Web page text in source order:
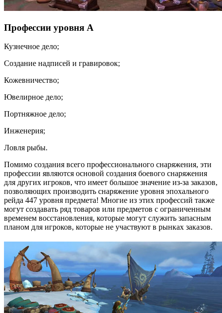
Профессии уровня А
Кузнечное дело;
Создание надписей и гравировок;
Кожевничество;
Ювелирное дело;
Портняжное дело;
Инженерия;
Ловля рыбы.
Помимо создания всего профессионального снаряжения, эти
профессии являются основой создания боевого снаряжения
для других игроков, что имеет большое значение из-за заказов,
позволяющих производить снаряжение уровня эпохального
рейда 447 уровня предмета! Многие из этих профессий также
могут создавать ряд товаров или предметов с ограниченным
временем восстановления, которые могут служить запасным
планом для игроков, которые не участвуют в рынках заказов.